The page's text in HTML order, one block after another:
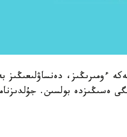
ءومىرىڭىز، دەنساۋلىعىڭىز
ەسىڭىزدە بولسىن.